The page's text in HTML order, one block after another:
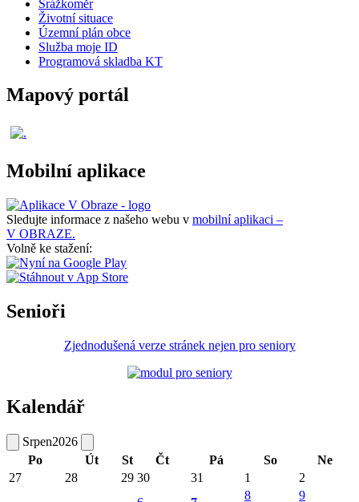
Srážkoměr
Životní situace
Územní plán obce
Služba moje ID
Programová skladba KT
Mapový portál
Mobilní aplikace
Sledujte informace z našeho webu v mobilní aplikaci –
V OBRAZE.
Volně ke stažení:
Senioři
Zjednodušená verze stránek nejen pro seniory
Kalendář
Srpen2026
Po
Út St Čt Pá So
Ne
27
28 29 30 31 1 2
8
9